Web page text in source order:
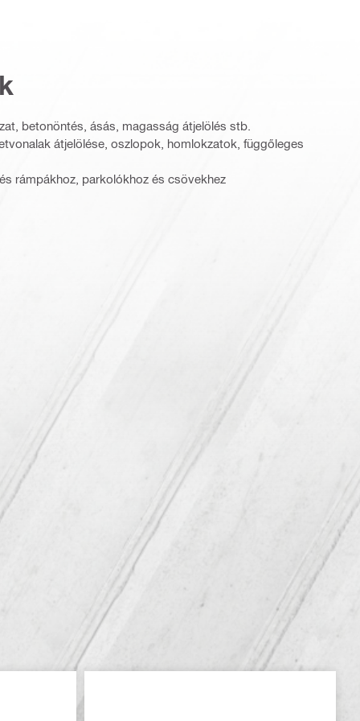
betonöntés, ásás, magasság átjelölés stb.
átjelölése, oszlopok, homlokzatok, függőleges
rámpákhoz, parkolókhoz és csövekhez